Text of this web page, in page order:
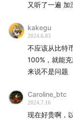
45:45 贝莱德带来
又听了一遍 加
kakegu
2024.6.03
不应该从比特
100%，就能
来说不是问题
Caroline_btc
2024.7.16
现在好贵啊，